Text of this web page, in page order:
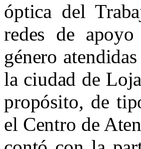
óptica del
redes de
género
la ciudad de
propósito, de
el Centro de